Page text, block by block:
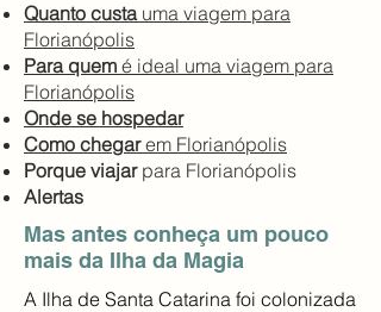
Quanto custauma viagem para
Florianópolis
Para quem é ideal uma viagem para
Florianópolis
Onde se hospedar
Como chegarem Florianópolis
Porque viajar para Florianópolis
Alertas
Mas antes conheça um pouco
mais da Ilha da Magia
A Ilha de Santa Catarina foi colonizada